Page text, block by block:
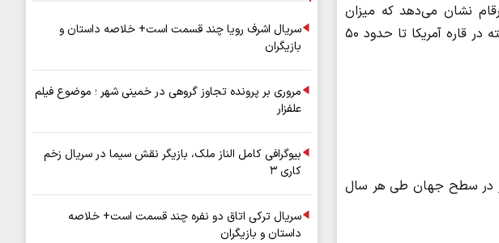
نشان می‌دهد که میزان
مرگ‌ومیر ناشی از ابتلای انسانی به این ویروس در حالت معمول بین یک تا ۱۵ درصد در آسیا و اروپا و البته در قاره آمریکا تا حدود ۵۰
در سطح جهان توضیح داد: بر اساس برآوردها، از ۱۰هزار تا بیش از ۱۰۰هزار نفر در سطح جهان طی هر سال
سریال اشرف رویا چند قسمت است+ خلاصه داستان و
بازیگران
مروری بر پرونده تجاوز گروهی در خمینی شهر ؛ موضوع فیلم
علفزار
بیوگرافی کامل الناز ملک، بازیگر نقش سیما در سریال زخم
کاری ۳
سریال ترکی اتاق دو نفره چند قسمت است+ خلاصه
داستان و بازیگران